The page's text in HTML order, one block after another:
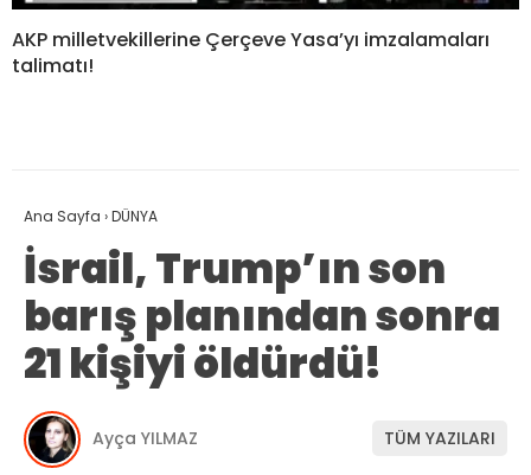
AKP milletvekillerine Çerçeve Yasa’yı imzalamaları
talimatı!
Ana Sayfa ›DÜNYA
İsrail, Trump’ın son
barış planından sonra
21 kişiyi öldürdü!
Ayça YILMAZ TÜM YAZILARI